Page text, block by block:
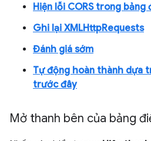
Hiện lỗi CORS trong bảng
Ghi lại XMLHttpRequests
Đánh giá sớm
Tự động hoàn thành dựa
trước đây
Mở thanh bên của bảng